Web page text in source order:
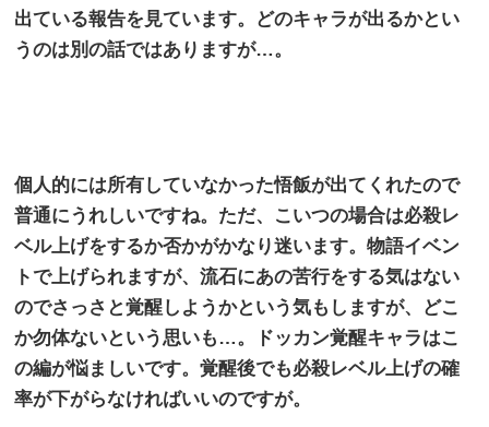
出ている報告を見ています。どのキャラが出るかとい
うのは別の話ではありますが…。
個人的には所有していなかった悟飯が出てくれたので
普通にうれしいですね。ただ、こいつの場合は必殺レ
ベル上げをするか否かがかなり迷います。物語イベン
トで上げられますが、流石にあの苦行をする気はない
のでさっさと覚醒しようかという気もしますが、どこ
か勿体ないという思いも…。ドッカン覚醒キャラはこ
の編が悩ましいです。覚醒後でも必殺レベル上げの確
率が下がらなければいいのですが。